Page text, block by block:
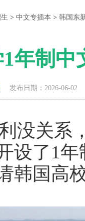
> 中文专插本 > 韩国东
年制
发布日期：2026-06-02
没关系
设了1
韩国高